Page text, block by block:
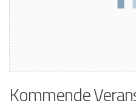
Kommende